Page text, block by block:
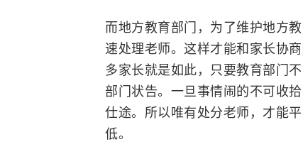
而地方教育部门，为了维护地方
速处理老师。这样才能和家长协
多家长就是如此，只要教育部门
部门状告。一旦事情闹的不可收
仕途。所以唯有处分老师，才能
低。